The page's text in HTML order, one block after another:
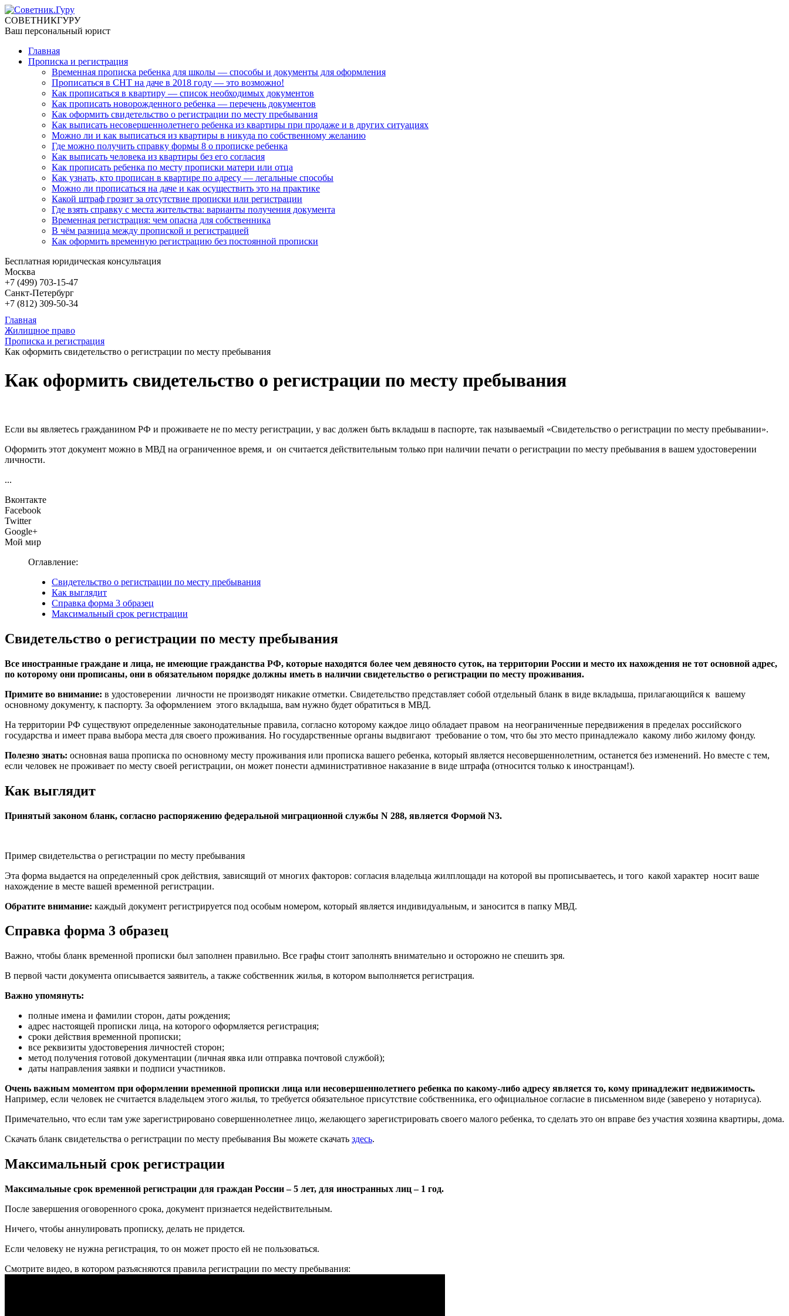
СОВЕТНИКГУРУ
Ваш персональный юрист
Главная
Прописка и регистрация
Временная прописка ребенка для школы — способы и документы для оформления
Прописаться в СНТ на даче в 2018 году — это возможно!
Как прописаться в квартиру — список необходимых документов
Как прописать новорожденного ребенка — перечень документов
Как оформить свидетельство о регистрации по месту пребывания
Как выписать несовершеннолетнего ребенка из квартиры при продаже и в других ситуациях
Можно ли и как выписаться из квартиры в никуда по собственному желанию
Где можно получить справку формы 8 о прописке ребенка
Как выписать человека из квартиры без его согласия
Как прописать ребенка по месту прописки матери или отца
Как узнать, кто прописан в квартире по адресу — легальные способы
Можно ли прописаться на даче и как осуществить это на практике
Какой штраф грозит за отсутствие прописки или регистрации
Где взять справку с места жительства: варианты получения документа
Временная регистрация: чем опасна для собственника
В чём разница между пропиской и регистрацией
Как оформить временную регистрацию без постоянной прописки
Бесплатная юридическая консультация
Москва
+7 (499) 703-15-47
Санкт-Петербург
+7 (812) 309-50-34
Главная
Жилищное право
Прописка и регистрация
Как оформить свидетельство о регистрации по месту пребывания
Как оформить свидетельство о регистрации по месту пребывания
Если вы являетесь гражданином РФ и проживаете не по месту регистрации, у вас должен быть вкладыш в паспорте, так называемый «Свидетельство о регистрации по месту пребывании».
Оформить этот документ можно в МВД на ограниченное время, и он считается действительным только при наличии печати о регистрации по месту пребывания в вашем удостоверении
личности.
...
Вконтакте
Facebook
Twitter
Google+
Мой мир
Оглавление:
Свидетельство о регистрации по месту пребывания
Как выглядит
Справка форма 3 образец
Максимальный срок регистрации
Свидетельство о регистрации по месту пребывания
Все иностранные граждане и лица, не имеющие гражданства РФ, которые находятся более чем девяносто суток, на территории России и место их нахождения не тот основной адрес,
по которому они прописаны, они в обязательном порядке должны иметь в наличии свидетельство о регистрации по месту проживания.
Примите во внимание: в удостоверении личности не производят никакие отметки. Свидетельство представляет собой отдельный бланк в виде вкладыша, прилагающийся к вашему
основному документу, к паспорту. За оформлением этого вкладыша, вам нужно будет обратиться в МВД.
На территории РФ существуют определенные законодательные правила, согласно которому каждое лицо обладает правом на неограниченные передвижения в пределах российского
государства и имеет права выбора места для своего проживания. Но государственные органы выдвигают требование о том, что бы это место принадлежало какому либо жилому фонду.
Полезно знать: основная ваша прописка по основному месту проживания или прописка вашего ребенка, который является несовершеннолетним, останется без изменений. Но вместе с тем,
если человек не проживает по месту своей регистрации, он может понести административное наказание в виде штрафа (относится только к иностранцам!).
Как выглядит
Принятый законом бланк, согласно распоряжению федеральной миграционной службы N 288, является Формой N3.
Пример свидетельства о регистрации по месту пребывания
Эта форма выдается на определенный срок действия, зависящий от многих факторов: согласия владельца жилплощади на которой вы прописываетесь, и того какой характер носит ваше
нахождение в месте вашей временной регистрации.
Обратите внимание: каждый документ регистрируется под особым номером, который является индивидуальным, и заносится в папку МВД.
Справка форма 3 образец
Важно, чтобы бланк временной прописки был заполнен правильно. Все графы стоит заполнять внимательно и осторожно не спешить зря.
В первой части документа описывается заявитель, а также собственник жилья, в котором выполняется регистрация.
Важно упомянуть:
полные имена и фамилии сторон, даты рождения;
адрес настоящей прописки лица, на которого оформляется регистрация;
сроки действия временной прописки;
все реквизиты удостоверения личностей сторон;
метод получения готовой документации (личная явка или отправка почтовой службой);
даты направления заявки и подписи участников.
Очень важным моментом при оформлении временной прописки лица или несовершеннолетнего ребенка по какому-либо адресу является то, кому принадлежит недвижимость.
Например, если человек не считается владельцем этого жилья, то требуется обязательное присутствие собственника, его официальное согласие в письменном виде (заверено у нотариуса).
Примечательно, что если там уже зарегистрировано совершеннолетнее лицо, желающего зарегистрировать своего малого ребенка, то сделать это он вправе без участия хозяина квартиры, дома.
Скачать бланк свидетельства о регистрации по месту пребывания Вы можете скачать здесь.
Максимальный срок регистрации
Максимальные срок временной регистрации для граждан России – 5 лет, для иностранных лиц – 1 год.
После завершения оговоренного срока, документ признается недействительным.
Ничего, чтобы аннулировать прописку, делать не придется.
Если человеку не нужна регистрация, то он может просто ей не пользоваться.
Смотрите видео, в котором разъясняются правила регистрации по месту пребывания: